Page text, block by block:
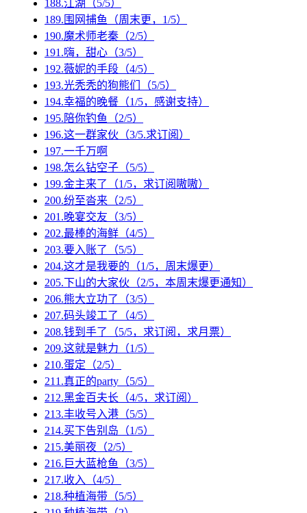
188.江湖（5/5）
189.围网捕鱼（周末更，1/5）
190.魔术师老秦（2/5）
191.嗨，甜心（3/5）
192.薇妮的手段（4/5）
193.光秃秃的狗熊们（5/5）
194.幸福的晚餐（1/5，感谢支持）
195.陪你钓鱼（2/5）
196.这一群家伙（3/5.求订阅）
197.一千万啊
198.怎么钻空子（5/5）
199.金主来了（1/5，求订阅嗷嗷）
200.纷至沓来（2/5）
201.晚宴交友（3/5）
202.最棒的海鲜（4/5）
203.要入账了（5/5）
204.这才是我要的（1/5，周末爆更）
205.下山的大家伙（2/5，本周末爆更通知）
206.熊大立功了（3/5）
207.码头竣工了（4/5）
208.钱到手了（5/5，求订阅，求月票）
209.这就是魅力（1/5）
210.蛋定（2/5）
211.真正的party（5/5）
212.黑金百夫长（4/5，求订阅）
213.丰收号入港（5/5）
214.买下告别岛（1/5）
215.美丽夜（2/5）
216.巨大蓝枪鱼（3/5）
217.收入（4/5）
218.种植海带（5/5）